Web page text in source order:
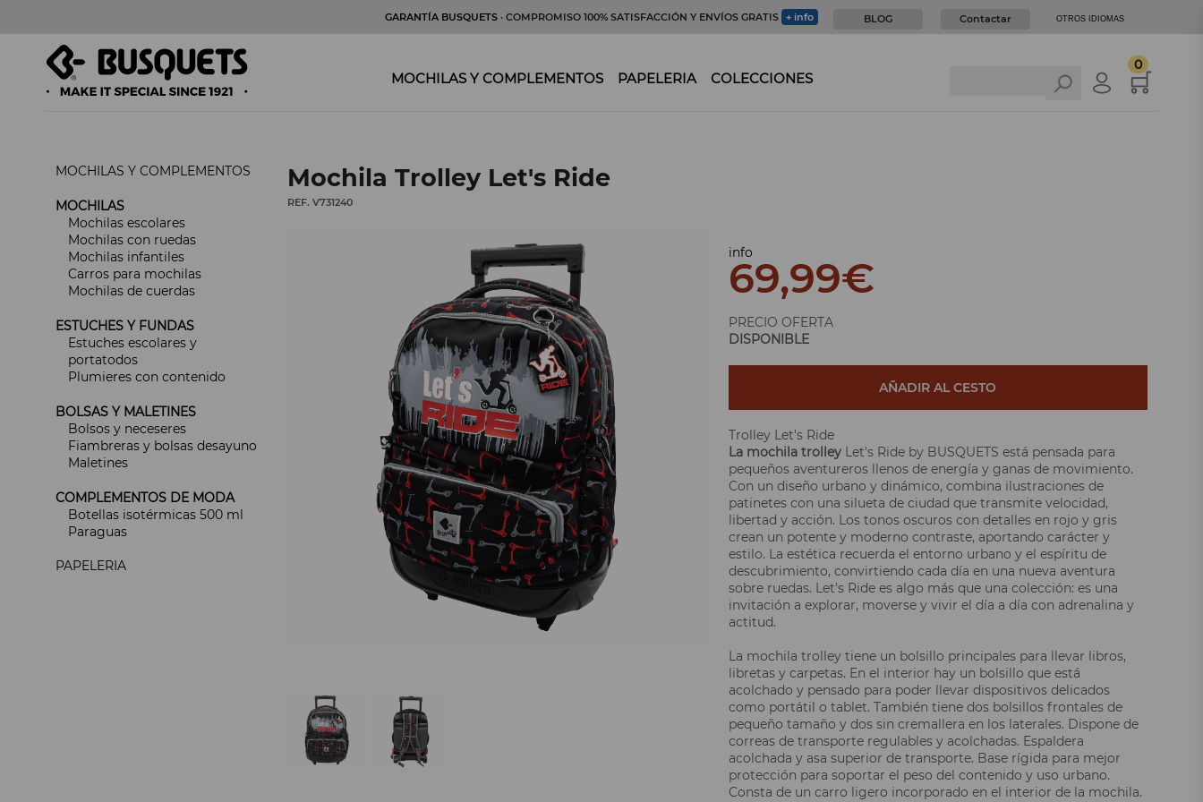
GARANTÍA BUSQUETS · COMPROMISO 100% SATISFACCIÓN Y ENVÍOS GRATIS + info BLOG Contactar OTROS IDIOMAS
MOCHILAS Y COMPLEMENTOS PAPELERIA COLECCIONES
0
MOCHILAS Y COMPLEMENTOS
MOCHILAS
Mochilas escolares
Mochilas con ruedas
Mochilas infantiles
Carros para mochilas
Mochilas de cuerdas
ESTUCHES Y FUNDAS
Estuches escolares y
portatodos
Plumieres con contenido
BOLSAS Y MALETINES
Bolsos y neceseres
Fiambreras y bolsas desayuno
Maletines
COMPLEMENTOS DE MODA
Botellas isotérmicas 500 ml
Paraguas
PAPELERIA
Mochila Trolley Let's Ride
REF. V731240
info
69,99€
PRECIO OFERTA
DISPONIBLE
AÑADIR AL CESTO
Trolley Let's Ride
La mochila trolleyLet's Ride by BUSQUETS está pensada para
pequeños aventureros llenos de energía y ganas de movimiento.
Con un diseño urbano y dinámico, combina ilustraciones de
patinetes con una silueta de ciudad que transmite velocidad,
libertad y acción. Los tonos oscuros con detalles en rojo y gris
crean un potente y moderno contraste, aportando carácter y
estilo. La estética recuerda el entorno urbano y el espíritu de
descubrimiento, convirtiendo cada día en una nueva aventura
sobre ruedas. Let's Ride es algo más que una colección: es una
invitación a explorar, moverse y vivir el día a día con adrenalina y
actitud.
La mochila trolley tiene un bolsillo principales para llevar libros,
libretas y carpetas. En el interior hay un bolsillo que está
acolchado y pensado para poder llevar dispositivos delicados
como portátil o tablet. También tiene dos bolsillos frontales de
pequeño tamaño y dos sin cremallera en los laterales. Dispone de
correas de transporte regulables y acolchadas. Espaldera
acolchada y asa superior de transporte. Base rígida para mejor
protección para soportar el peso del contenido y uso urbano.
Consta de un carro ligero incorporado en el interior de la mochila.